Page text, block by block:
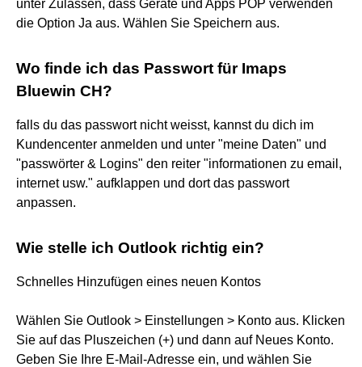
unter Zulassen, dass Geräte und Apps POP verwenden
die Option Ja aus. Wählen Sie Speichern aus.
Wo finde ich das Passwort für Imaps
Bluewin CH?
falls du das passwort nicht weisst, kannst du dich im
Kundencenter anmelden und unter "meine Daten" und
"passwörter & Logins" den reiter "informationen zu email,
internet usw." aufklappen und dort das passwort
anpassen.
Wie stelle ich Outlook richtig ein?
Schnelles Hinzufügen eines neuen Kontos
Wählen Sie Outlook > Einstellungen > Konto aus. Klicken
Sie auf das Pluszeichen (+) und dann auf Neues Konto.
Geben Sie Ihre E-Mail-Adresse ein, und wählen Sie